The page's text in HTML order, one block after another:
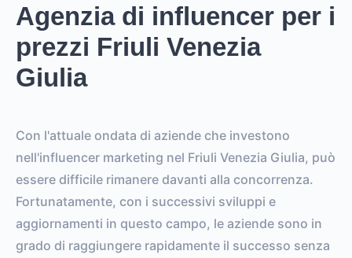
Agenzia di influencer per i
prezzi Friuli Venezia
Giulia
Con l'attuale ondata di aziende che investono
nell'influencer marketing nel Friuli Venezia Giulia, può
essere difficile rimanere davanti alla concorrenza.
Fortunatamente, con i successivi sviluppi e
aggiornamenti in questo campo, le aziende sono in
grado di raggiungere rapidamente il successo senza